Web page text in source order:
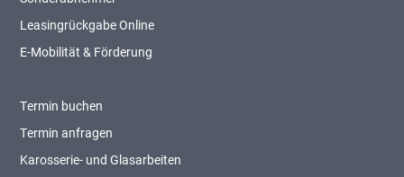
Leasingrückgabe Online
E-Mobilität & Förderung
Termin buchen
Termin anfragen
Karosserie- und Glasarbeiten